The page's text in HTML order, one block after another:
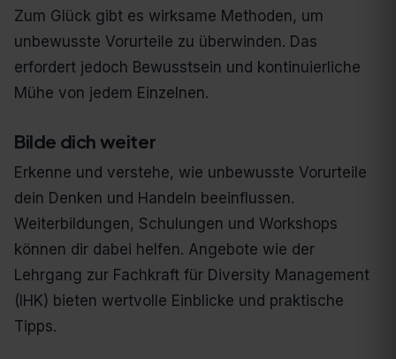
Zum Glück gibt es wirksame Methoden, um
unbewusste Vorurteile zu überwinden. Das
erfordert jedoch Bewusstsein und kontinuierliche
Mühe von jedem Einzelnen.
Bilde dich weiter
Erkenne und verstehe, wie unbewusste Vorurteile
dein Denken und Handeln beeinflussen.
Weiterbildungen, Schulungen und Workshops
können dir dabei helfen. Angebote wie der
Lehrgang zur Fachkraft für Diversity Management
(IHK) bieten wertvolle Einblicke und praktische
Tipps.